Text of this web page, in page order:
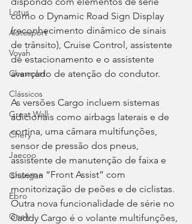
Lotus
Autosport
Voyah
Chevrolet
Clássicos
Great Wall
Chery
Jaecoo
Changan
Ebro
Geely
como o Dynamic Road Sign Display
(reconhecimento dinâmico de sinais
de trânsito), Cruise Control, assistente
de estacionamento e o assistente
avançado de atenção do condutor.
As versões Cargo incluem sistemas
adicionais como airbags laterais e de
cortina, uma câmara multifunções,
sensor de pressão dos pneus,
assistente de manutenção de faixa e
sistema “Front Assist” com
monitorização de peões e de ciclistas.
Outra nova funcionalidade de série no
Caddy Cargo é o volante multifunções,